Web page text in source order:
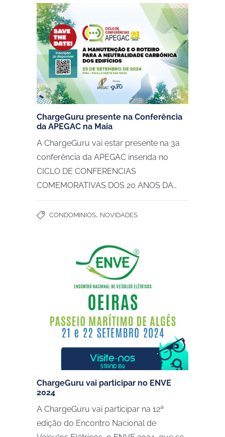
ChargeGuru presente na Conferência
da APEGAC na Maia
A ChargeGuru vai estar presente na 3a
conferência da APEGAC inserida no
CICLO DE CONFERENCIAS
COMEMORATIVAS DOS 20 ANOS DA…
CONDOMINIOS, NOVIDADES
ChargeGuru vai participar no ENVE
2024
A ChargeGuru vai participar na 12ª
edição do Encontro Nacional de